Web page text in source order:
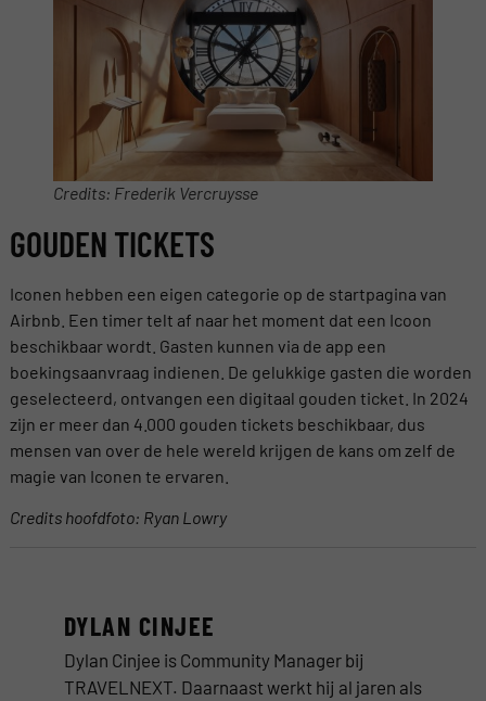
Credits: Frederik Vercruysse
GOUDEN TICKETS
Iconen hebben een eigen categorie op de startpagina van
Airbnb. Een timer telt af naar het moment dat een Icoon
beschikbaar wordt. Gasten kunnen via de app een
boekingsaanvraag indienen. De gelukkige gasten die worden
geselecteerd, ontvangen een digitaal gouden ticket. In 2024
zijn er meer dan 4.000 gouden tickets beschikbaar, dus
mensen van over de hele wereld krijgen de kans om zelf de
magie van Iconen te ervaren.
Credits hoofdfoto: Ryan Lowry
DYLAN CINJEE
Dylan Cinjee is Community Manager bij
TRAVELNEXT. Daarnaast werkt hij al jaren als